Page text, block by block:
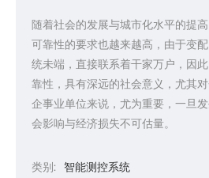
随着社会的发展与城市化水平的提
可靠性的要求也越来越高，由于变
统未端，直接联系着干家万户，因
靠性，具有深远的社会意义，尤其
企事业单位来说，尤为重要，一旦
会影响与经济损失不可估量。
类别: 智能测控系统